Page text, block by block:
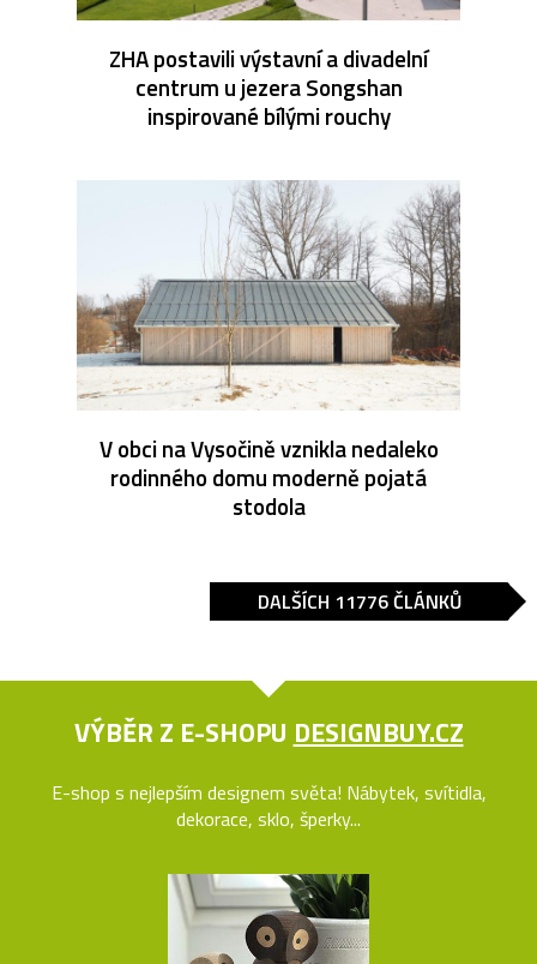
ZHA postavili výstavní a divadelní
centrum u jezera Songshan
inspirované bílými rouchy
V obci na Vysočině vznikla nedaleko
rodinného domu moderně pojatá
stodola
DALŠÍCH 11776 ČLÁNKŮ
VÝBĚR Z E-SHOPU DESIGNBUY.CZ
E-shop s nejlepším designem světa! Nábytek, svítidla,
dekorace, sklo, šperky...